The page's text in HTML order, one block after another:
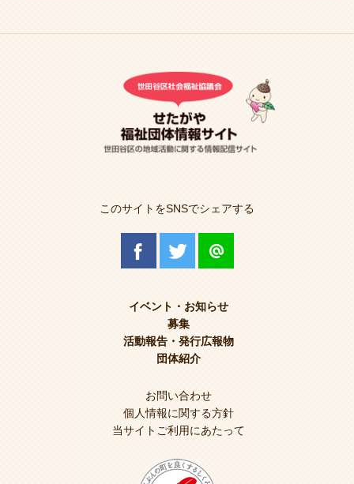
このサイトをSNSでシェアする
イベント・お知らせ
募集
活動報告・発行広報物
団体紹介
お問い合わせ
個人情報に関する方針
当サイトご利用にあたって